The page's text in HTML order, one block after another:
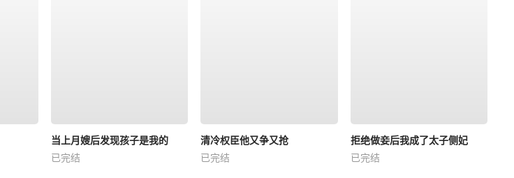
当上月嫂后发现孩子是我的
已完结
清冷权臣他又争又抢
已完结
拒绝做妾后我成了太子侧妃
已完结